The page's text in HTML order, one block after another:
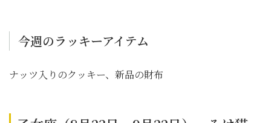
今週のラッキーアイテム
ナッツ入りのクッキー、新品の財布